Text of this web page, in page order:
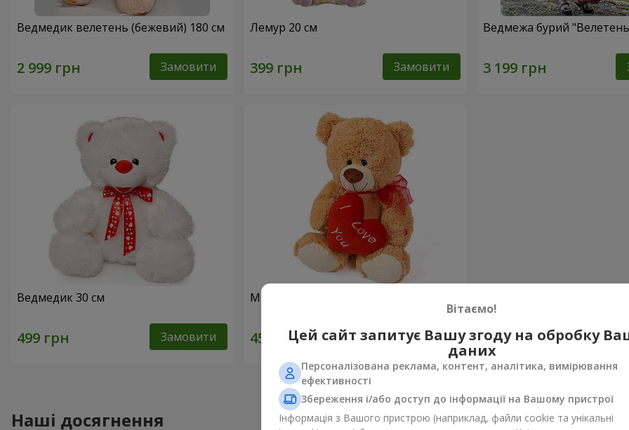
Ведмедик велетень (бежевий) 180 см
Замовити
Лемур 20 см
Замовити
Ведмежа бурий
Ведмедик 30 см
Замовити
Милий ведмедик (з серцем) 30 см
Замовити
Наші досягнення
Вітаємо!
Цей сайт запитує Вашу згоду на обробку
даних
Персоналізована реклама, контент, аналітика, вимірювання
ефективності
Збереження і/або доступ до інформації на Вашому пристрої
Інформація з Вашого пристрою (наприклад, файли cookie та унікальні